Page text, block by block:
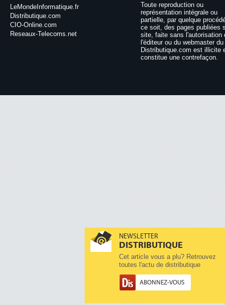
NEWSLETTER
DISTRIBUTIQUE
Cet article vous a plu? Retrouvez
toutes l'actu de distributique
ABONNEZ-VOUS
LeMondeInformatique.fr
Distributique.com
CIO-Online.com
Reseaux-Telecoms.net
Toute reproduction ou
représentation intégrale ou
partielle, par quelque
ce soit, des pages publiées
site, faite sans l'autorisation
l'éditeur ou du webmaster
Distributique.com est illicite
constitue une contrefaçon.